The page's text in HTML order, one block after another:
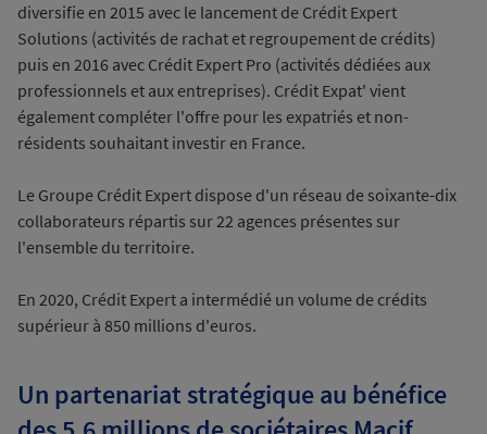
diversifie en 2015 avec le lancement de Crédit Expert
Solutions (activités de rachat et regroupement de crédits)
puis en 2016 avec Crédit Expert Pro (activités dédiées aux
professionnels et aux entreprises). Crédit Expat' vient
également compléter l'offre pour les expatriés et non-
résidents souhaitant investir en France.
Le Groupe Crédit Expert dispose d'un réseau de soixante-dix
collaborateurs répartis sur 22 agences présentes sur
l'ensemble du territoire.
En 2020, Crédit Expert a intermédié un volume de crédits
supérieur à 850 millions d'euros.
Un partenariat stratégique au bénéfice